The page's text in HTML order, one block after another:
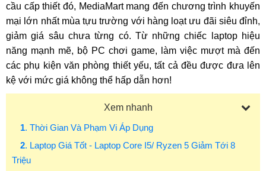
cầu cấp thiết đó, MediaMart mang đến chương trình khuyến
mại lớn nhất mùa tựu trường với hàng loạt ưu đãi siêu đỉnh,
giảm giá sâu chưa từng có. Từ những chiếc laptop hiệu
năng mạnh mẽ, bộ PC chơi game, làm việc mượt mà đến
các phụ kiện văn phòng thiết yếu, tất cả đều được đưa lên
kệ với mức giá không thể hấp dẫn hơn!
Xem nhanh
1. Thời Gian Và Phạm Vi Áp Dụng
2. Laptop Giá Tốt - Laptop Core I5/ Ryzen 5 Giảm Tới 8
Triệu